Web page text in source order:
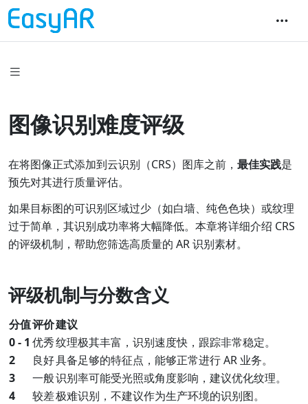
图像识别难度评级
在将图像正式添加到云识别（CRS）图库之前， 最佳实践是
预先对其进行质量评估。
如果目标图的可识别区域过少（如白墙、纯色色块）或纹理
过于简单，其识别成功率将大幅降低。本章将详细介绍 CRS
的评级机制，帮助您筛选高质量的 AR 识别素材。
评级机制与分数含义
分值评价建议
0 - 1 优秀纹理极其丰富，识别速度快，跟踪非常稳定。
2
良好具备足够的特征点，能够正常进行 AR 业务。
3
一般识别率可能受光照或角度影响，建议优化纹理。
4
较差极难识别，不建议作为生产环境的识别图。